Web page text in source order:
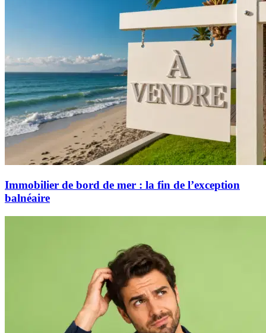
Immobilier de bord de mer : la fin de l’exception
balnéaire